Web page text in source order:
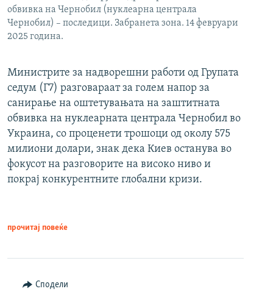
обвивка на Чернобил (нуклеарна централа
Чернобил) – последици. Забранета зона. 14 февруари
2025 година.
Министрите за надворешни работи од Групата
седум (Г7) разговараат за голем напор за
санирање на оштетувањата на заштитната
обвивка на нуклеарната централа Чернобил во
Украина, со проценети трошоци од околу 575
милиони долари, знак дека Киев останува во
фокусот на разговорите на високо ниво и
покрај конкурентните глобални кризи.
прочитај повеќе
Сподели